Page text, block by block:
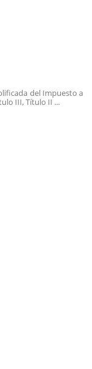
del Impuesto a
III, Título II ...